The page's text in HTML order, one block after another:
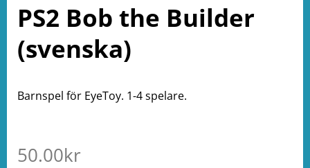
PS2 Bob the Builder
(svenska)
Barnspel för EyeToy. 1-4 spelare.
50.00kr